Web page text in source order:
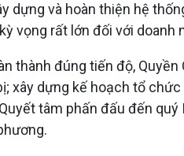
dựng và hoàn thiện hệ
vọng rất lớn đối với doanh
thành đúng tiến độ,
xây dựng kế hoạch tổ
tâm phấn đấu đến